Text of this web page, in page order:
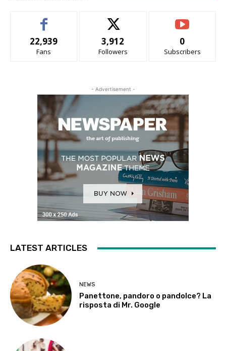
22,939
Fans
3,912
Followers
0
Subscribers
- Advertisement -
LATEST ARTICLES
NEWS
Panettone, pandoro o pandolce? La
risposta di Mr. Google